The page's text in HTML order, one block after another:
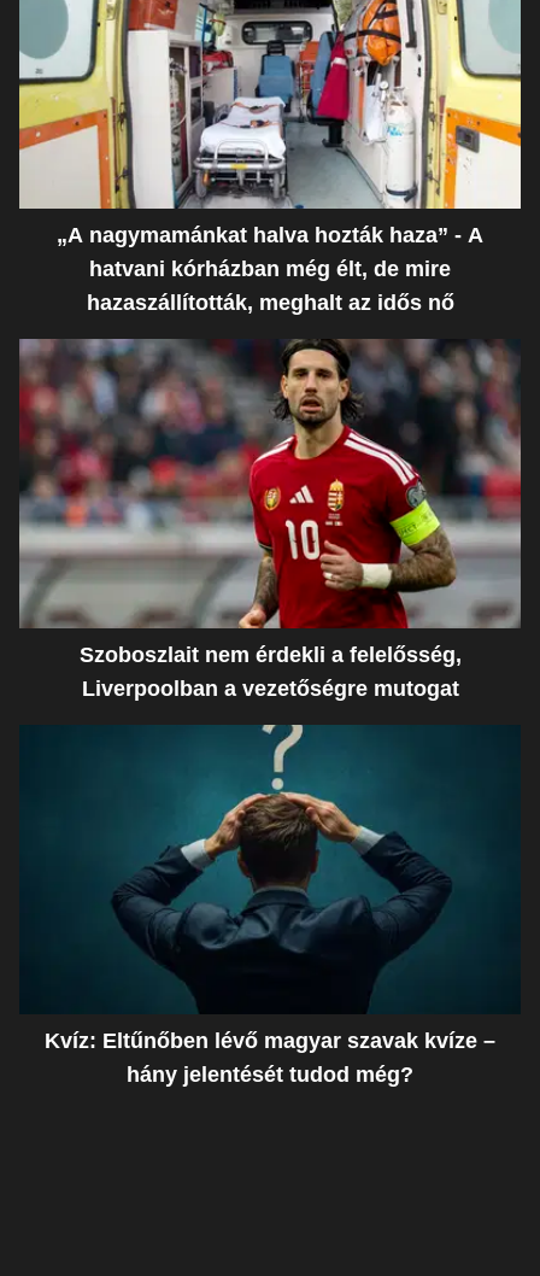
„A nagymamánkat halva hozták haza” - A
hatvani kórházban még élt, de mire
hazaszállították, meghalt az idős nő
Szoboszlait nem érdekli a felelősség,
Liverpoolban a vezetőségre mutogat
Kvíz: Eltűnőben lévő magyar szavak kvíze –
hány jelentését tudod még?